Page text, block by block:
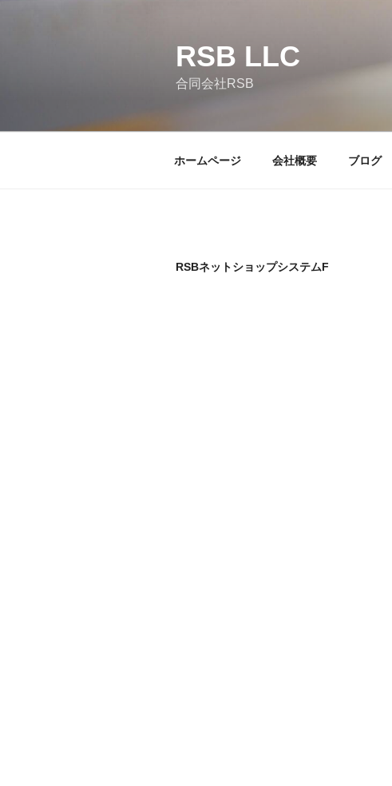
RSB LLC
合同会社RSB
ホームページ 会社概要 ブログ
RSBネットショップシステムF